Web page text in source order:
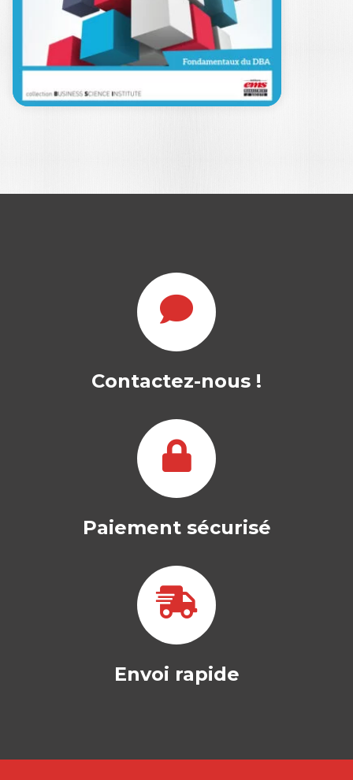
80 Tales of DBA Impact The Doctorate
of Business Administration is more
29,00€
LE DOCTOR OF
BUSINESS
ADMINISTRATION :
D’un marché émergent et de niche, le
Doctorate of Business Administration
(DBA) se développera sans…
25,00
Contactez-nous !
Paiement sécurisé
Envoi rapide